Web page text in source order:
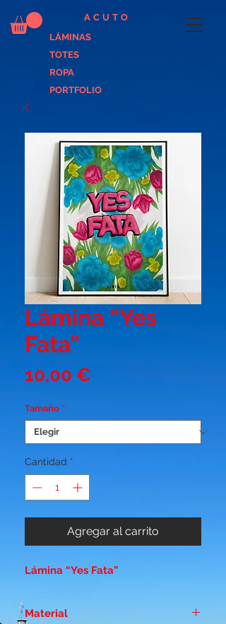
LÁMINAS
TOTES
ROPA
PORTFOLIO
ACUTO
Lámina “Yes
Fata”
10,00 €
Tamaño *
Cantidad *
Agregar al carrito
Lámina “Yes Fata”
Material